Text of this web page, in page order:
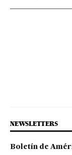
NEWSLETTERS
Boletín de